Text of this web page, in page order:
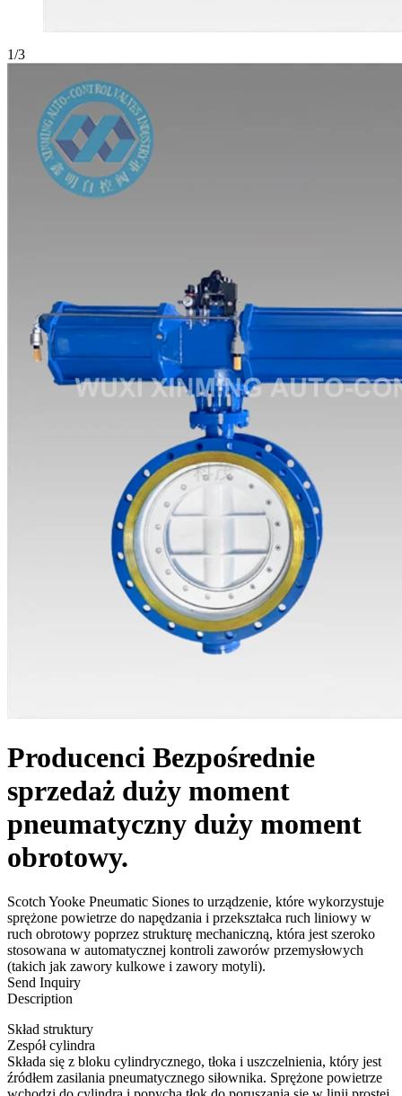
1/3
Producenci Bezpośrednie
sprzedaż duży moment
pneumatyczny duży moment
obrotowy.
Scotch Yooke Pneumatic Siones to urządzenie, które wykorzystuje
sprężone powietrze do napędzania i przekształca ruch liniowy w
ruch obrotowy poprzez strukturę mechaniczną, która jest szeroko
stosowana w automatycznej kontroli zaworów przemysłowych
(takich jak zawory kulkowe i zawory motyli).
Send Inquiry
Description
Skład struktury
Zespół cylindra
Składa się z bloku cylindrycznego, tłoka i uszczelnienia, który jest
źródłem zasilania pneumatycznego siłownika. Sprężone powietrze